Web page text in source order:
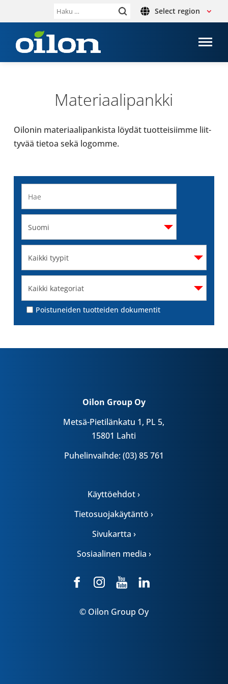
Haku: Select region
Mate­ri­aa­li­pankki
Oilonin mate­ri­aa­li­pan­kista löydät tuot­tei­siimme liit­
ty­vää tietoa sekä logomme.
Poistuneiden tuotteiden dokumentit
Oilon Group Oy
Metsä-Pietilänkatu 1, PL 5,
15801 Lahti
Puhelinvaihde: (03) 85 761
Käyttöehdot ›
Tietosuojakäytäntö ›
Sivukartta ›
Sosiaalinen media ›
© Oilon Group Oy